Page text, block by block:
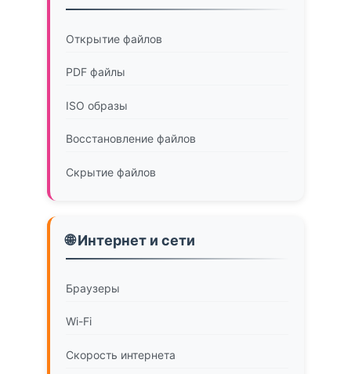
Открытие файлов
PDF файлы
ISO образы
Восстановление файлов
Скрытие файлов
🌐 Интернет и сети
Браузеры
Wi-Fi
Скорость интернета